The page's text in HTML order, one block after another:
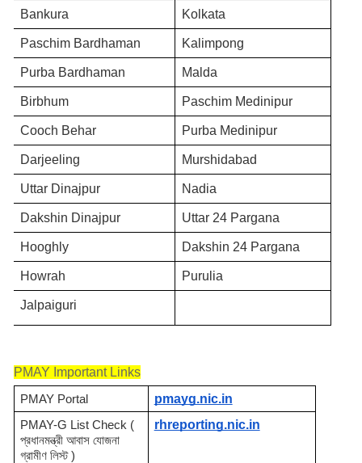
Bankura Kolkata
Paschim Bardhaman Kalimpong
Purba Bardhaman Malda
Birbhum Paschim Medinipur
Cooch Behar Purba Medinipur
Darjeeling Murshidabad
Uttar Dinajpur Nadia
Dakshin Dinajpur Uttar 24 Pargana
Hooghly Dakshin 24 Pargana
Howrah Purulia
Jalpaiguri
PMAY Important Links
PMAY Portal pmayg.nic.in
PMAY-G List Check (
প্রধানমন্ত্রী আবাস যোজনা
গ্রামীণ লিস্ট )
rhreporting.nic.in